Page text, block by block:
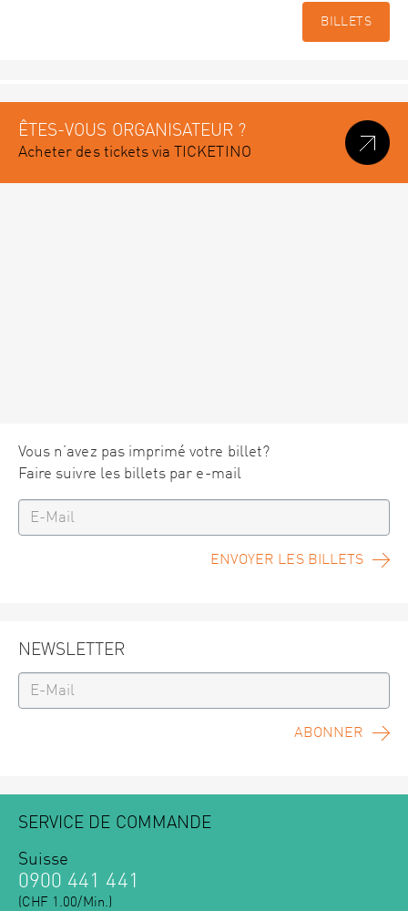
BILLETS
ÊTES-VOUS ORGANISATEUR ?
Acheter des tickets via TICKETINO
Vous n’avez pas imprimé votre billet?
Faire suivre les billets par e-mail
ENVOYER LES BILLETS
NEWSLETTER
ABONNER
SERVICE DE COMMANDE
Suisse
0900 441 441
(CHF 1.00/Min.)